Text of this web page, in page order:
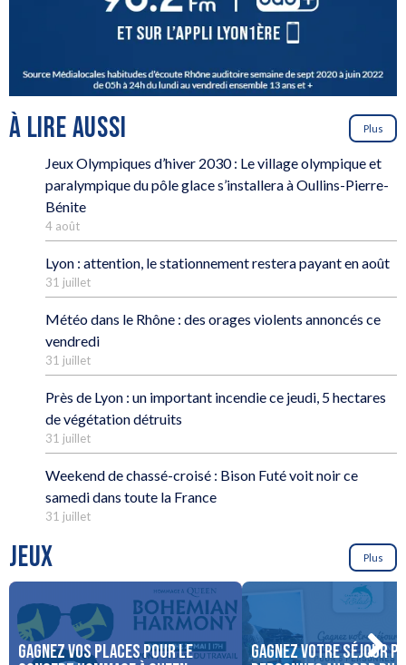
À LIRE AUSSI Plus
Jeux Olympiques d’hiver 2030 : Le village olympique et
paralympique du pôle glace s’installera à Oullins-Pierre-
Bénite
4 août
Lyon : attention, le stationnement restera payant en août
31 juillet
Météo dans le Rhône : des orages violents annoncés ce
vendredi
31 juillet
Près de Lyon : un important incendie ce jeudi, 5 hectares
de végétation détruits
31 juillet
Weekend de chassé-croisé : Bison Futé voit noir ce
samedi dans toute la France
31 juillet
JEUX Plus
Gagnez vos places pour le
Gagnez votre séjour